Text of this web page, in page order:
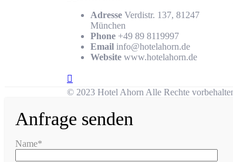
Adresse Verdistr. 137, 81247
München
Phone +49 89 8119997
Email info@hotelahorn.de
Website www.hotelahorn.de
© 2023 Hotel Ahorn Alle Rechte
Anfrage senden
Name*